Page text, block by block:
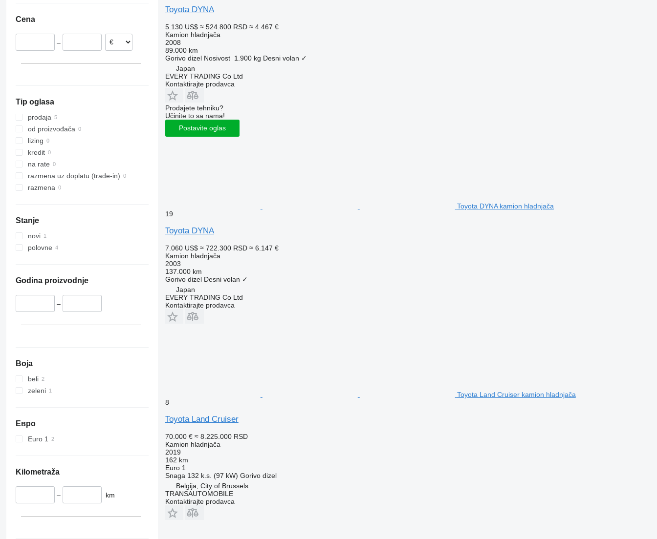
Cena
–
Tip oglasa
prodaja
od proizvođača
lizing
kredit
na rate
razmena uz doplatu (trade-in)
razmena
Stanje
novi
polovne
Godina proizvodnje
–
Boja
beli
zeleni
Евро
Euro 1
Kilometraža
– km
Toyota DYNA
5.130 US$ ≈ 524.800 RSD ≈ 4.467 €
Kamion hladnjača
2008
89.000 km
Gorivo dizel Nosivost 1.900 kg Desni volan ✓
Japan
EVERY TRADING Co Ltd
Kontaktirajte prodavca
Prodajete tehniku?
Učinite to sa nama!
Postavite oglas
Toyota DYNA kamion hladnjača
19
Toyota DYNA
7.060 US$ ≈ 722.300 RSD ≈ 6.147 €
Kamion hladnjača
2003
137.000 km
Gorivo dizel Desni volan ✓
Japan
EVERY TRADING Co Ltd
Kontaktirajte prodavca
Toyota Land Cruiser kamion hladnjača
8
Toyota Land Cruiser
70.000 € ≈ 8.225.000 RSD
Kamion hladnjača
2019
162 km
Euro 1
Snaga 132 k.s. (97 kW) Gorivo dizel
Belgija, City of Brussels
TRANSAUTOMOBILE
Kontaktirajte prodavca